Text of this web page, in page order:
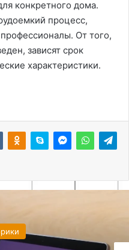
конкретного дома.
процесс,
От того,
зависят срок
характеристики.